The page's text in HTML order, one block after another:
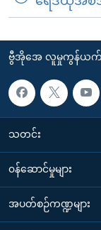
ဗွီအိုအေ လူမှုကွန်ယက်မ
သတင်း
၀န်ဆောင်မှုများ
အပတ်စဉ်ကဏ္ဍများ